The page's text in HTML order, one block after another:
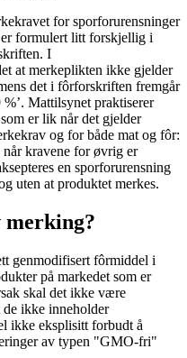
for sporforurensninger
formulert litt forskjellig i
I
at merkeplikten ikke gjelder
det i fôrforskriften fremgår
Mattilsynet praktiserer
er lik når det gjelder
og for både mat og fôr:
kravene for øvrig er
en sporforurensning
uten at produktet merkes.
merking?
genmodifisert fôrmiddel i
på markedet som er
skal det ikke være
ikke inneholder
ikke eksplisitt forbudt å
av typen "GMO-fri"